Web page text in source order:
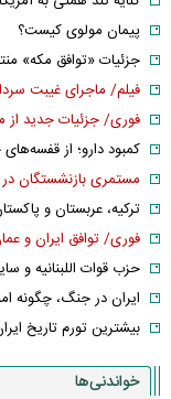
پیمان مولوی کیست؟
جزئیات «توافق مکه»
فیلم/ ماجرای غیبت
فوری/ جزئیات جدید از
کمبود دارو؛ از قفسه‌های
مستمری بازنشستگان
ترکیه، عربستان و
فوری/ توافق ایران و
حزب قوات اللبنانیه و
ایران در جنگ، چگونه
بیشترین تورم تاریخ
خواندنی‌ها